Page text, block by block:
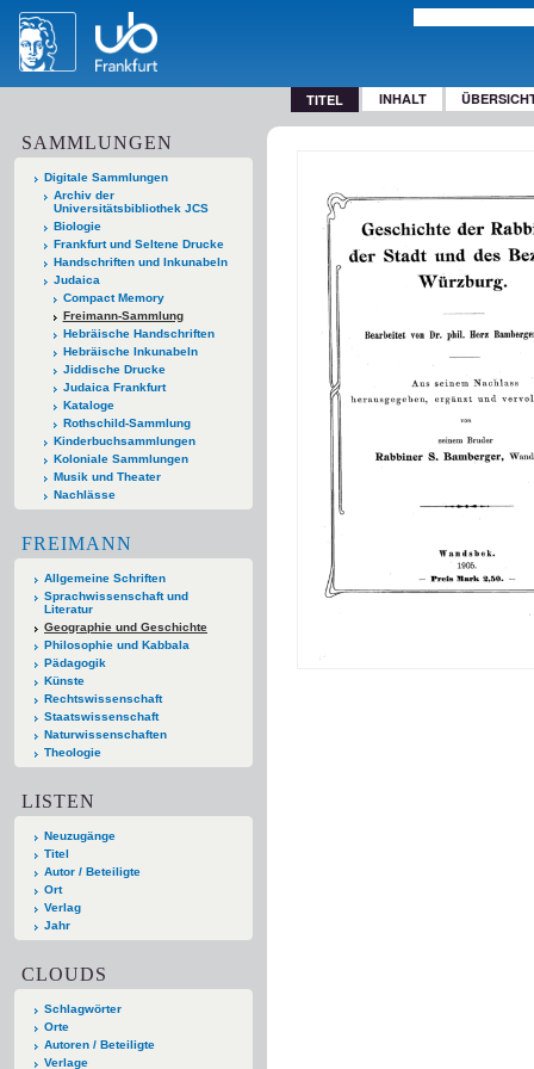
TITEL INHALT
SAMMLUNGEN
Digitale Sammlungen
Archiv der
Universitätsbibliothek JCS
Biologie
Frankfurt und Seltene Drucke
Handschriften und Inkunabeln
Judaica
Compact Memory
Freimann-Sammlung
Hebräische Handschriften
Hebräische Inkunabeln
Jiddische Drucke
Judaica Frankfurt
Kataloge
Rothschild-Sammlung
Kinderbuchsammlungen
Koloniale Sammlungen
Musik und Theater
Nachlässe
FREIMANN
Allgemeine Schriften
Sprachwissenschaft und
Literatur
Geographie und Geschichte
Philosophie und Kabbala
Pädagogik
Künste
Rechtswissenschaft
Staatswissenschaft
Naturwissenschaften
Theologie
LISTEN
Neuzugänge
Titel
Autor / Beteiligte
Ort
Verlag
Jahr
CLOUDS
Schlagwörter
Orte
Autoren / Beteiligte
Verlage